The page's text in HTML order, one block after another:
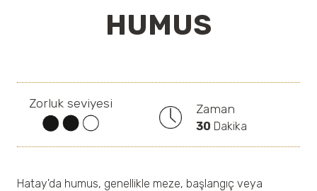
HUMUS
Zorluk seviyesi Zaman
30 Dakika
Hatay'da humus, genellikle meze, başlangıç veya